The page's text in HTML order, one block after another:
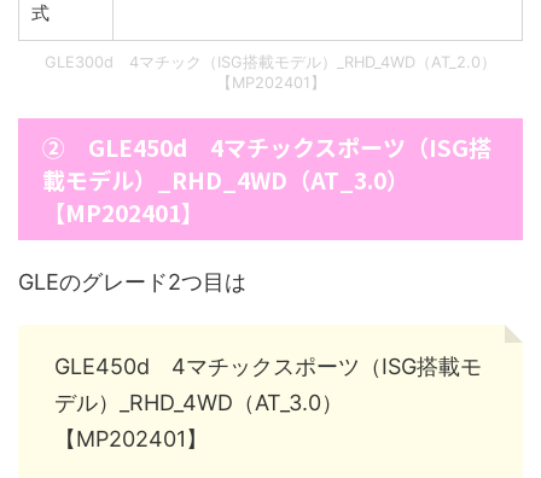
式
GLE300d 4マチック（ISG搭載モデル）_RHD_4WD（AT_2.0）
【MP202401】
② GLE450d 4マチックスポーツ（ISG搭
載モデル）_RHD_4WD（AT_3.0）
【MP202401】
GLEのグレード2つ目は
GLE450d 4マチックスポーツ（ISG搭載モ
デル）_RHD_4WD（AT_3.0）
【MP202401】